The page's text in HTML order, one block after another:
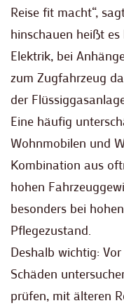
Reise fit macht“,
hinschauen heißt
Elektrik, bei
zum Zugfahrzeug
der
Eine häufig
Wohnmobilen und
Kombination aus
hohen
besonders bei
Pflegezustand.
Deshalb wichtig:
Schäden
prüfen, mit älteren